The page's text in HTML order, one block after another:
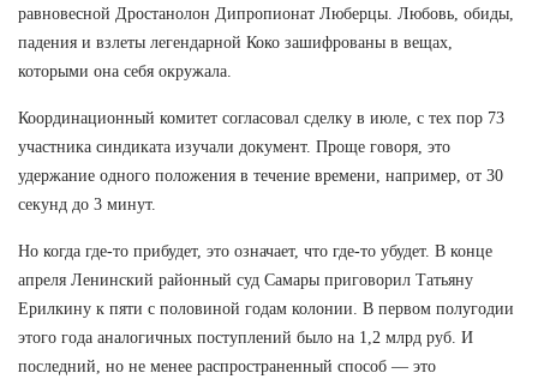
равновесной Дростанолон Дипропионат Люберцы. Любовь, обиды,
падения и взлеты легендарной Коко зашифрованы в вещах,
которыми она себя окружала.
Координационный комитет согласовал сделку в июле, с тех пор 73
участника синдиката изучали документ. Проще говоря, это
удержание одного положения в течение времени, например, от 30
секунд до 3 минут.
Но когда где-то прибудет, это означает, что где-то убудет. В конце
апреля Ленинский районный суд Самары приговорил Татьяну
Ерилкину к пяти с половиной годам колонии. В первом полугодии
этого года аналогичных поступлений было на 1,2 млрд руб. И
последний, но не менее распространенный способ — это